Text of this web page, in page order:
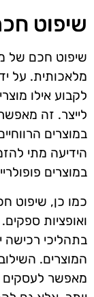
שיפוט
שיפוט חכם של
מלאכותית. על
לקבוע אילו
לייצר. זה
במוצרים
הידיעה מתי
במוצרים
כמו כן, שיפוט
ואופציות
בתהליכי רכישה
המוצרים.
מאפשר לעסקים